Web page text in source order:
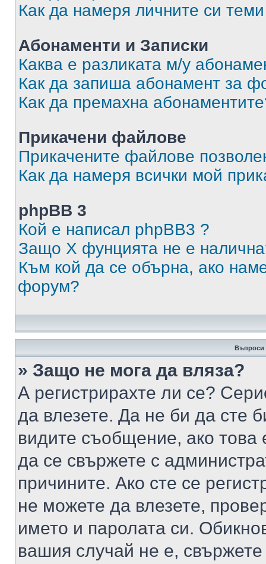
Как да намеря личните си
Абонаменти и Записки
Каква е разликата м/у
Как да запиша абонамент за
Как да премахна
Прикачени файлове
Прикачените файлове
Как да намеря всички мой
phpBB 3
Кой е написал phpBB3 ?
Защо X фунцията не е
Към кой да се обърна, ако
форум?
Въпроси
» Защо не мога да вляза?
А регистрирахте ли се?
да влезете. Да не би да сте
видите съобщение, ако това
да се свържете с
причините. Ако сте се
не можете да влезете,
името и паролата си.
вашия случай не е,